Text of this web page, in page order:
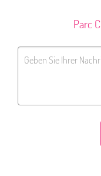
Parc